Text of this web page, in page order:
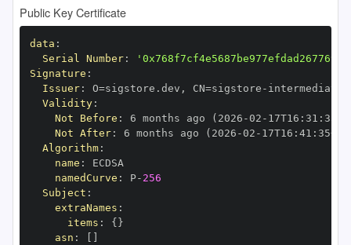
Public Key Certificate
data :
Serial Number:
Signature :
Issuer: O=sigstore.dev , CN=sigstore -
Validity:
Not Before : 6 months ago (2026 -02 - 17T16 : 31 :
Not After: 6 months ago (2026 -02 - 17T16 : 41 : 35+00
Algorithm:
name :
namedCurve : P- 256
Subject :
extraNames :
items : { }
asn :